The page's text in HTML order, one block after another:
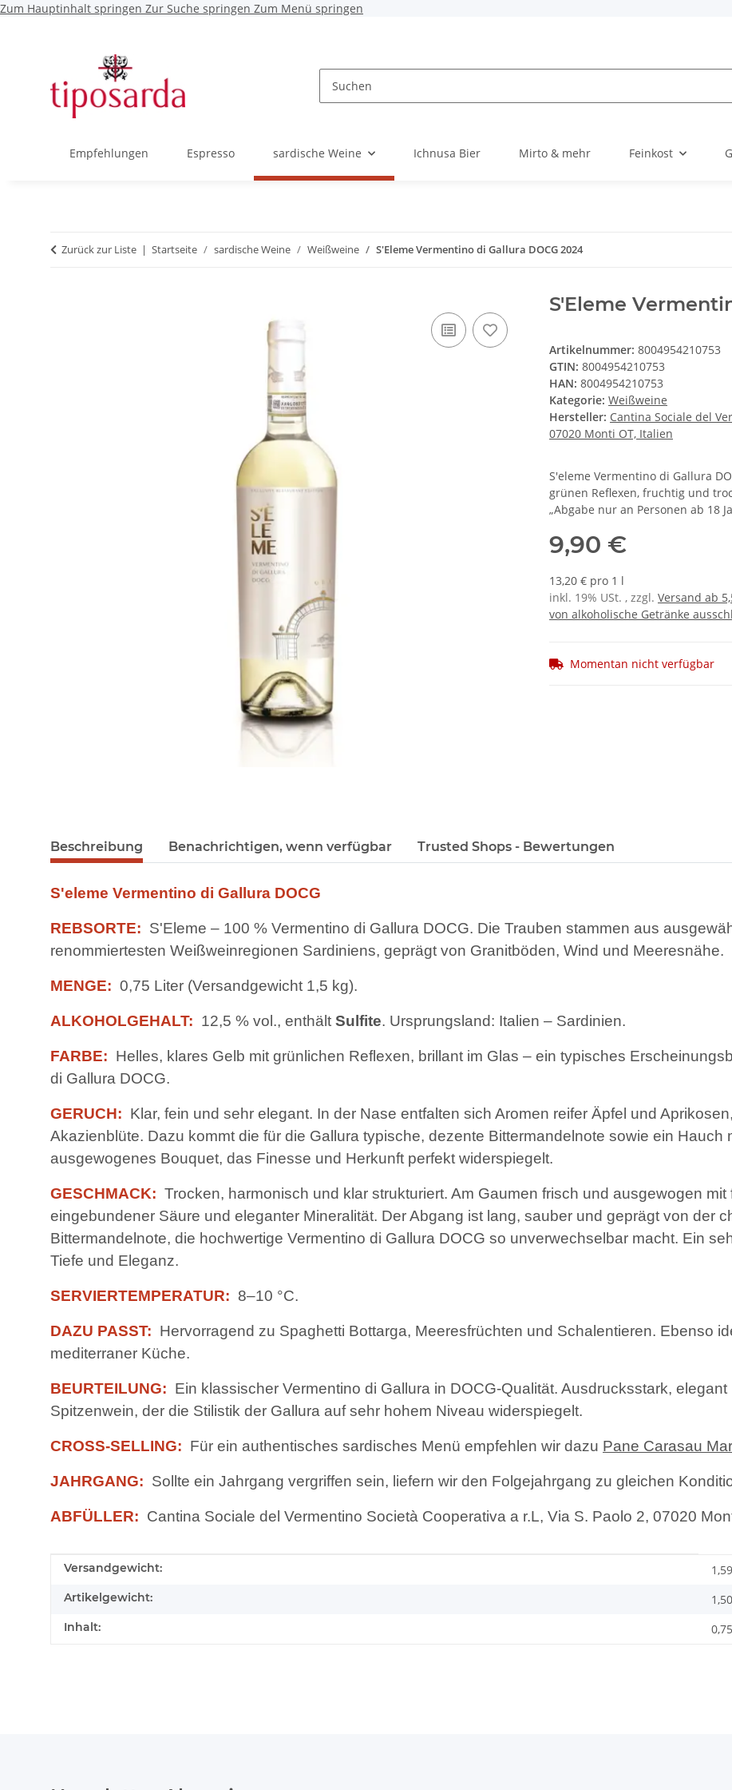
Zum Hauptinhalt springen Zur Suche springen Zum Menü springen
Empfehlungen Espresso sardische Weine Ichnusa Bier Mirto & mehr Feinkost
Zurück zur Liste Startseite sardische Weine Weißweine S'Eleme Vermentino di Gallura DOCG 2024
S'Eleme
Artikelnummer: 8004954210753
GTIN: 8004954210753
HAN: 8004954210753
Kategorie: Weißweine
Hersteller: Cantina Sociale del
07020 Monti OT, Italien
S'eleme Vermentino di Gallura
grünen Reflexen, fruchtig und
„Abgabe nur an Personen ab 18
9,90 €
13,20 € pro 1 l
inkl. 19% USt. , zzgl. Versand ab
von alkoholische Getränke
Momentan nicht verfügbar
Beschreibung Benachrichtigen, wenn verfügbar Trusted Shops - Bewertungen
S'eleme Vermentino di Gallura DOCG
REBSORTE: S'Eleme – 100 % Vermentino di Gallura DOCG. Die Trauben stammen aus
renommiertesten Weißweinregionen Sardiniens, geprägt von Granitböden, Wind und Meeresnähe.
MENGE: 0,75 Liter (Versandgewicht 1,5 kg).
ALKOHOLGEHALT: 12,5 % vol., enthält Sulfite. Ursprungsland: Italien – Sardinien.
FARBE: Helles, klares Gelb mit grünlichen Reflexen, brillant im Glas – ein typisches
di Gallura DOCG.
GERUCH: Klar, fein und sehr elegant. In der Nase entfalten sich Aromen reifer Äpfel und
Akazienblüte. Dazu kommt die für die Gallura typische, dezente Bittermandelnote sowie ein Hauch
ausgewogenes Bouquet, das Finesse und Herkunft perfekt widerspiegelt.
GESCHMACK: Trocken, harmonisch und klar strukturiert. Am Gaumen frisch und ausgewogen
eingebundener Säure und eleganter Mineralität. Der Abgang ist lang, sauber und geprägt von der
Bittermandelnote, die hochwertige Vermentino di Gallura DOCG so unverwechselbar macht. Ein
Tiefe und Eleganz.
SERVIERTEMPERATUR: 8–10 °C.
DAZU PASST: Hervorragend zu Spaghetti Bottarga, Meeresfrüchten und Schalentieren. Ebenso
mediterraner Küche.
BEURTEILUNG: Ein klassischer Vermentino di Gallura in DOCG-Qualität. Ausdrucksstark,
Spitzenwein, der die Stilistik der Gallura auf sehr hohem Niveau widerspiegelt.
CROSS-SELLING: Für ein authentisches sardisches Menü empfehlen wir dazu Pane Carasau
JAHRGANG: Sollte ein Jahrgang vergriffen sein, liefern wir den Folgejahrgang zu gleichen
ABFÜLLER: Cantina Sociale del Vermentino Società Cooperativa a r.L, Via S. Paolo 2, 07020
Produkteigenschaft
Wert
Versandgewicht:
Artikelgewicht: 1,50
Inhalt: